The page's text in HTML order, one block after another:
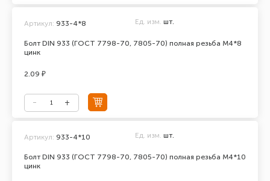
Болт DIN 933 (ГОСТ 7798-70, 7805-70) полная резьба М4*8
цинк
Артикул: 933-4*8 Ед. изм. шт.
2.09 ₽
Болт DIN 933 (ГОСТ 7798-70, 7805-70) полная резьба М4*10
цинк
Артикул: 933-4*10 Ед. изм. шт.